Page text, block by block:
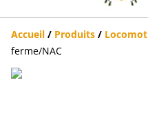
Accueil / Produits /
ferme/NAC